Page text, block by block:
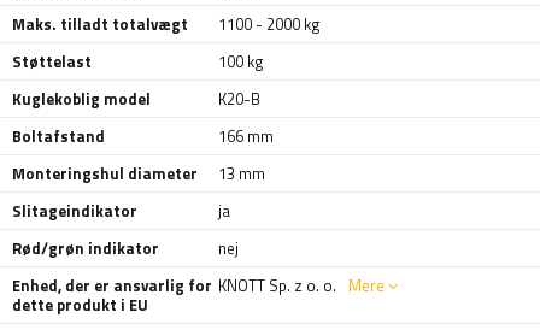
Maks. tilladt totalvægt
1100 - 2000 kg
Støttelast
100 kg
Kuglekoblig model
K20-B
Boltafstand
166 mm
Monteringshul diameter
13 mm
Slitageindikator
ja
Rød/grøn indikator
nej
Enhed, der er ansvarlig for
dette produkt i EU
KNOTT Sp. z o. o. Mere